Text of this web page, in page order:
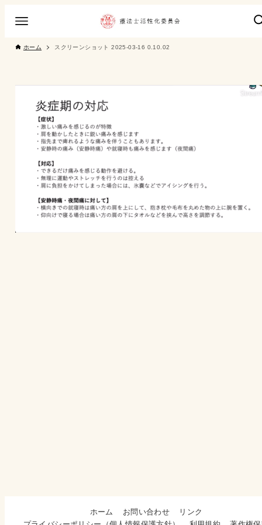
ホーム スクリーンショット 2025-03-16 0.10.02
ホーム お問い合わせ
リンク